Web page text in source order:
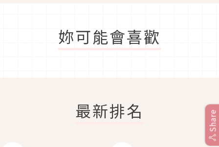
妳可能會喜歡
最新排名 Share